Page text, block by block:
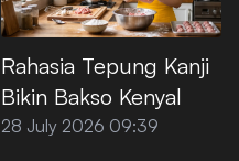
Rahasia Tepung Kanji
Bikin Bakso Kenyal
28 July 2026 09:39